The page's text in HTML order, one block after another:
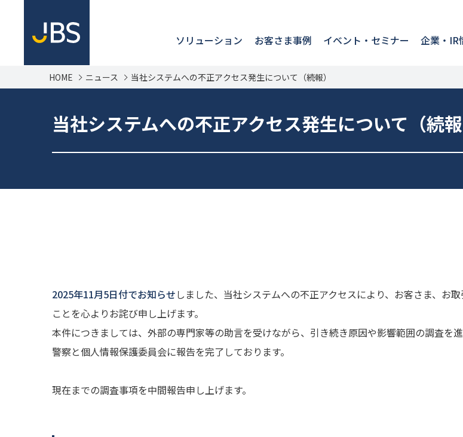
ソリューション お客さま事例 イベント・セミナー 企業・IR
HOME ニュース 当社システムへの不正アクセス発生について（続報）
当社システムへの不正アクセス発生について（続報
2025年11月5日付でお知らせしました、当社システムへの不正アクセスにより、お客さま、お
ことを心よりお詫び申し上げます。
本件につきましては、外部の専門家等の助言を受けながら、引き続き原因や影響範囲の調査を
警察と個人情報保護委員会に報告を完了しております。​
現在までの調査事項を中間報告申し上げます。 ​